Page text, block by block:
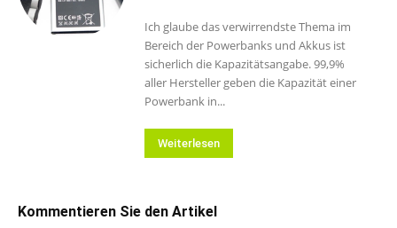
Ich glaube das verwirrendste Thema im
Bereich der Powerbanks und Akkus ist
sicherlich die Kapazitätsangabe. 99,9%
aller Hersteller geben die Kapazität einer
Powerbank in...
Weiterlesen
Kommentieren Sie den Artikel